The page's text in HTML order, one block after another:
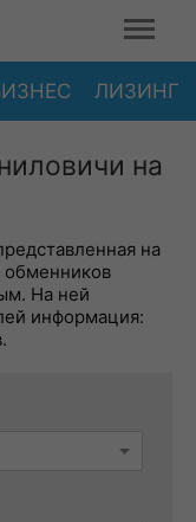
ЛИЗИНГ
на
на
обменников
На ней
информация: